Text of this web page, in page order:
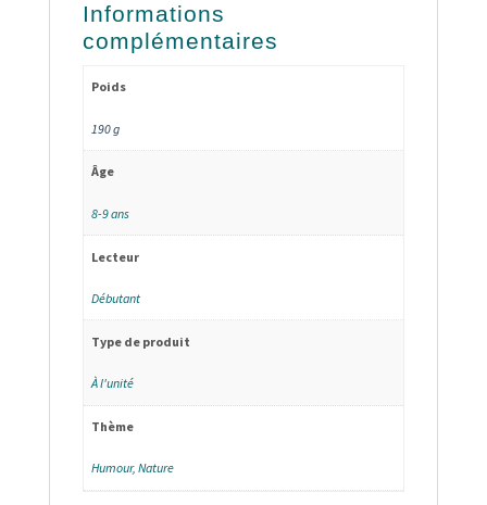
Informations
complémentaires
Poids
190 g
Âge
8-9 ans
Lecteur
Débutant
Type de produit
À l'unité
Thème
Humour, Nature